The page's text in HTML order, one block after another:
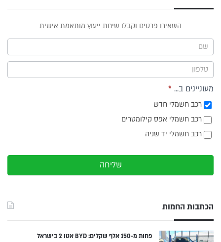
תפריט
צד
השאירו פרטים וקבלו שיחת ייעוץ מותאמת אישית
מעוניינים ב... *
רכב חשמלי חדש
רכב חשמלי אפס קילומטרים
רכב חשמלי יד שניה
שליחה
הכתבות החמות
פחות מ-150 אלף שקלים: BYD אטו 2 בישראל